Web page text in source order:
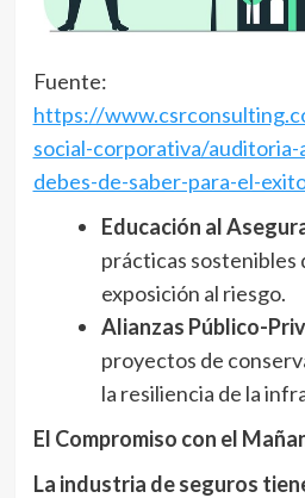
Fuente:
https://
social-corporativa/
debes-de-saber-para-el-
Educación al
prácticas sostenibles
exposición al riesgo.
Alianzas Público-
proyectos de
la resiliencia de la
El Compromiso con el
La industria de seguros